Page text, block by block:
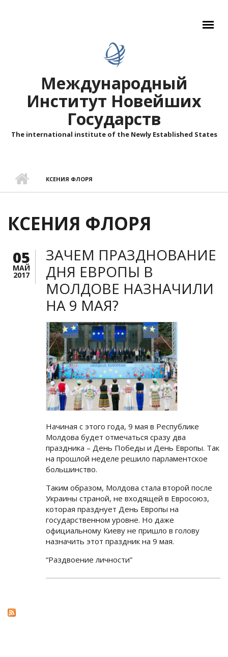
Международный
Институт Новейших
Государств
The international institute of the Newly Established States
КСЕНИЯ ФЛОРЯ
КСЕНИЯ ФЛОРЯ
05
МАЙ
2017
ЗАЧЕМ ПРАЗДНОВАНИЕ
ДНЯ ЕВРОПЫ В
МОЛДОВЕ НАЗНАЧИЛИ
НА 9 МАЯ?
Начиная с этого года, 9 мая в Республике
Молдова будет отмечаться сразу два
праздника – День Победы и День Европы. Так
на прошлой неделе решило парламентское
большинство.
Таким образом, Молдова стала второй после
Украины страной, не входящей в Евросоюз,
которая празднует День Европы на
государственном уровне. Но даже
официальному Киеву не пришло в голову
назначить этот праздник на 9 мая.
“Раздвоение личности”